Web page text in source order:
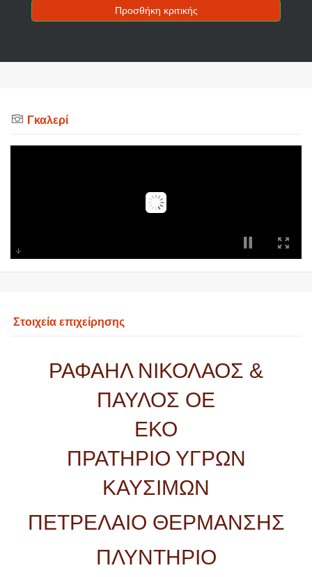
Προσθήκη κριτικής
Γκαλερί
Στοιχεία επιχείρησης
ΡΑΦΑΗΛ ΝΙΚΟΛΑΟΣ &
ΠΑΥΛΟΣ ΟΕ
ΕΚΟ
ΠΡΑΤΗΡΙΟ ΥΓΡΩΝ
ΚΑΥΣΙΜΩΝ
ΠΕΤΡΕΛΑΙΟ ΘΕΡΜΑΝΣΗΣ
ΠΛΥΝΤΗΡΙΟ